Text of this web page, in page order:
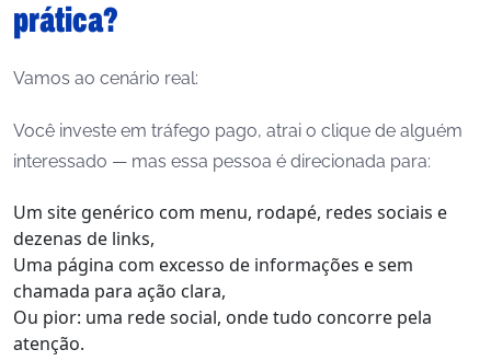
prática?
Vamos ao cenário real:
Você investe em tráfego pago, atrai o clique de alguém
interessado — mas essa pessoa é direcionada para:
Um site genérico com menu, rodapé, redes sociais e
dezenas de links,
Uma página com excesso de informações e sem
chamada para ação clara,
Ou pior: uma rede social, onde tudo concorre pela
atenção.